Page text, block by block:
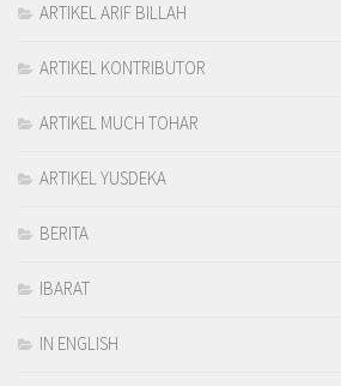
ARTIKEL ARIF BILLAH
ARTIKEL KONTRIBUTOR
ARTIKEL MUCH TOHAR
ARTIKEL YUSDEKA
BERITA
IBARAT
IN ENGLISH